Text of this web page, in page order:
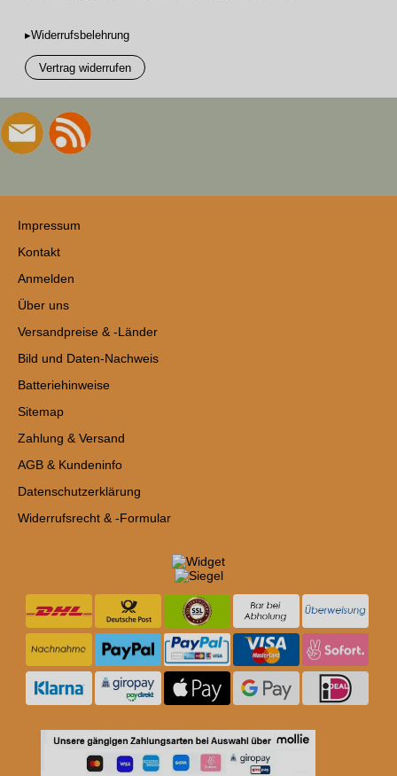
▸Widerrufsbelehrung
Vertrag widerrufen
Impressum
Kontakt
Anmelden
Über uns
Versandpreise & -Länder
Bild und Daten-Nachweis
Batteriehinweise
Sitemap
Zahlung & Versand
AGB & Kundeninfo
Datenschutzerklärung
Widerrufsrecht & -Formular